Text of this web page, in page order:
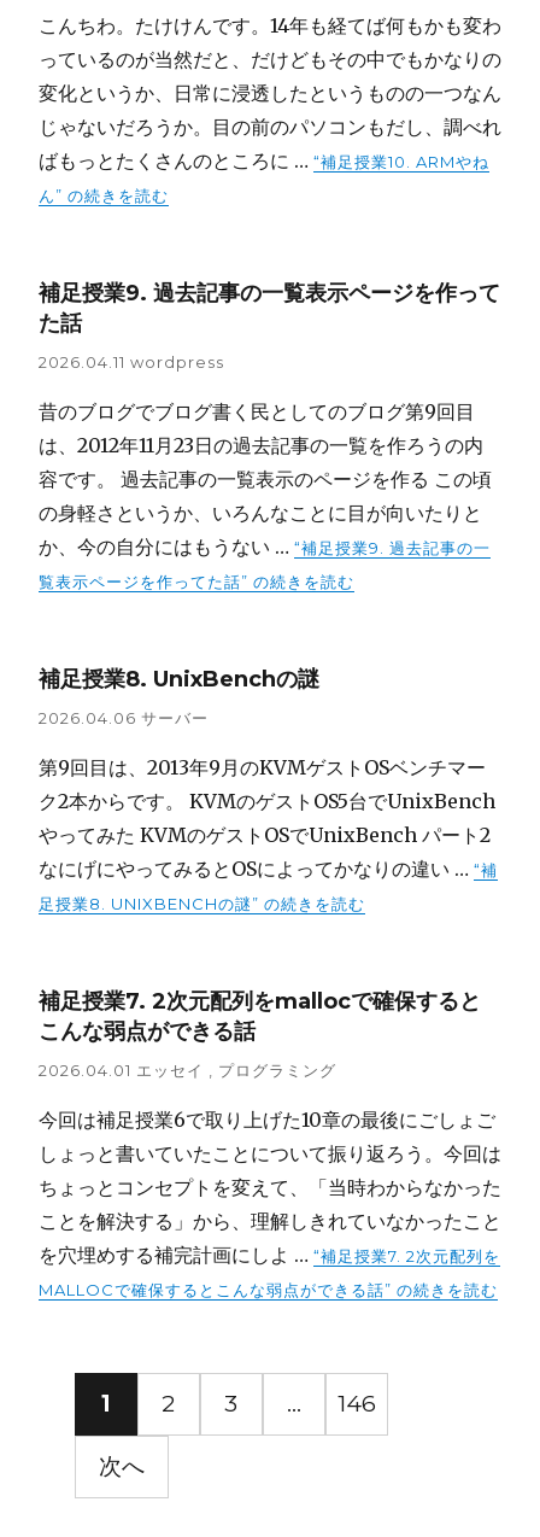
こんちわ。たけけんです。14年も経てば何もかも変わ
っているのが当然だと、だけどもその中でもかなりの
変化というか、日常に浸透したというものの一つなん
じゃないだろうか。目の前のパソコンもだし、調べれ
ばもっとたくさんのところに … “補足授業10. ARMやね
ん” の続きを読む
補足授業9. 過去記事の一覧表示ページを作って
た話
2026.04.11 wordpress
昔のブログでブログ書く民としてのブログ第9回目
は、2012年11月23日の過去記事の一覧を作ろうの内
容です。 過去記事の一覧表示のページを作る この頃
の身軽さというか、いろんなことに目が向いたりと
か、今の自分にはもうない … “補足授業9. 過去記事の一
覧表示ページを作ってた話” の続きを読む
補足授業8. UnixBenchの謎
2026.04.06 サーバー
第9回目は、2013年9月のKVMゲストOSベンチマー
ク2本からです。 KVMのゲストOS5台でUnixBench
やってみた KVMのゲストOSでUnixBench パート2
なにげにやってみるとOSによってかなりの違い … “補
足授業8. UNIXBENCHの謎” の続きを読む
補足授業7. 2次元配列をmallocで確保すると
こんな弱点ができる話
2026.04.01 エッセイ プログラミング
今回は補足授業6で取り上げた10章の最後にごしょご
しょっと書いていたことについて振り返ろう。今回は
ちょっとコンセプトを変えて、「当時わからなかった
ことを解決する」から、理解しきれていなかったこと
を穴埋めする補完計画にしよ … “補足授業7. 2次元配列を
MALLOCで確保するとこんな弱点ができる話” の続きを読む
投
稿
1 2 3 … 146
次へ